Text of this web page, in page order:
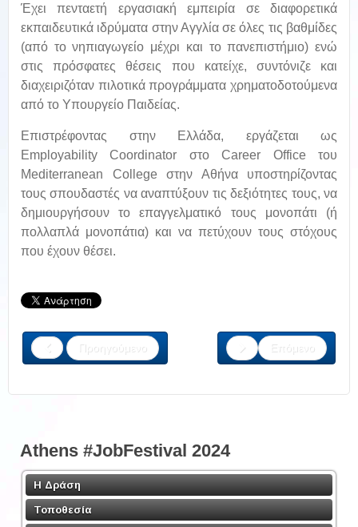
Έχει πενταετή εργασιακή εμπειρία σε διαφορετικά
εκπαιδευτικά ιδρύματα στην Αγγλία σε όλες τις βαθμίδες
(από το νηπιαγωγείο μέχρι και το πανεπιστήμιο) ενώ
στις πρόσφατες θέσεις που κατείχε, συντόνιζε και
διαχειριζόταν πιλοτικά προγράμματα χρηματοδοτούμενα
από το Υπουργείο Παιδείας.
Επιστρέφοντας στην Ελλάδα, εργάζεται ως
Employability Coordinator στο Career Office του
Mediterranean College στην Αθήνα υποστηρίζοντας
τους σπουδαστές να αναπτύξουν τις δεξιότητες τους, να
δημιουργήσουν το επαγγελματικό τους μονοπάτι (ή
πολλαπλά μονοπάτια) και να πετύχουν τους στόχους
που έχουν θέσει.
Προηγούμενο Επόμενο
Athens #JobFestival 2024
Η Δράση
Τοποθεσία